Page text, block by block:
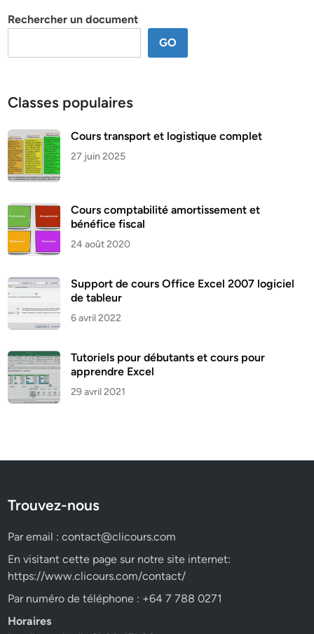
Rechercher un document
GO
Classes populaires
Cours transport et logistique complet
27 juin 2025
Cours comptabilité amortissement et
bénéfice fiscal
24 août 2020
Support de cours Office Excel 2007 logiciel
de tableur
6 avril 2022
Tutoriels pour débutants et cours pour
apprendre Excel
29 avril 2021
Trouvez-nous
Par email :contact@clicours.com
En visitant cette page sur notre site internet:
https://www.clicours.com/contact/
Par numéro de téléphone : +64 7 788 0271
Horaires